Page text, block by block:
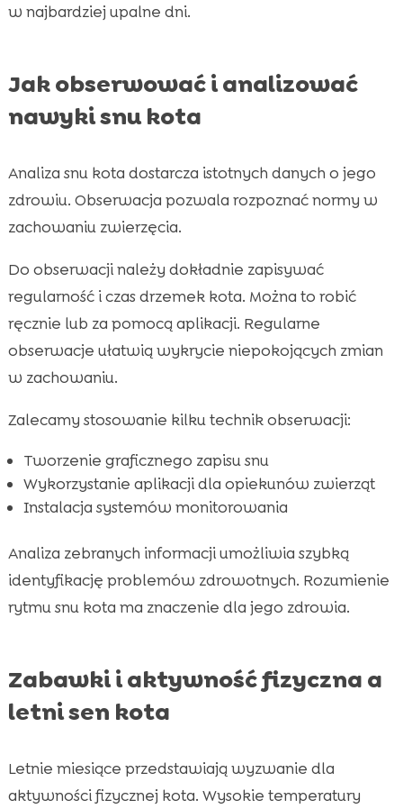
w najbardziej upalne dni.
Jak obserwować i analizować
nawyki snu kota
Analiza snu kota dostarcza istotnych danych o jego
zdrowiu. Obserwacja pozwala rozpoznać normy w
zachowaniu zwierzęcia.
Do obserwacji należy dokładnie zapisywać
regularność i czas drzemek kota. Można to robić
ręcznie lub za pomocą aplikacji. Regularne
obserwacje ułatwią wykrycie niepokojących zmian
w zachowaniu.
Zalecamy stosowanie kilku technik obserwacji:
Tworzenie graficznego zapisu snu
Wykorzystanie aplikacji dla opiekunów zwierząt
Instalacja systemów monitorowania
Analiza zebranych informacji umożliwia szybką
identyfikację problemów zdrowotnych. Rozumienie
rytmu snu kota ma znaczenie dla jego zdrowia.
Zabawki i aktywność fizyczna a
letni sen kota
Letnie miesiące przedstawiają wyzwanie dla
aktywności fizycznej kota. Wysokie temperatury